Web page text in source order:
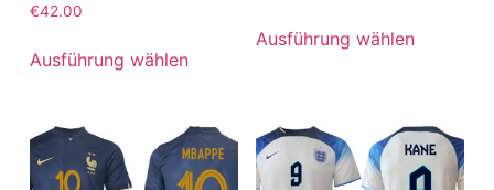
€42.00
Ausführung wählen
Ausführung wählen